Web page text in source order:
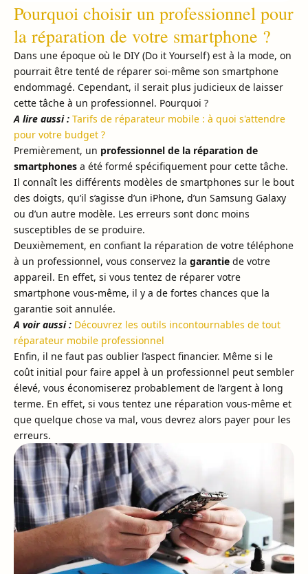
Pourquoi choisir un professionnel pour
la réparation de votre smartphone ?
Dans une époque où le DIY (Do it Yourself) est à la mode, on
pourrait être tenté de réparer soi-même son smartphone
endommagé. Cependant, il serait plus judicieux de laisser
cette tâche à un professionnel. Pourquoi ?
A lire aussi : Tarifs de réparateur mobile : à quoi s'attendre
pour votre budget ?
Premièrement, un professionnel de la réparation de
smartphones a été formé spécifiquement pour cette tâche.
Il connaît les différents modèles de smartphones sur le bout
des doigts, qu’il s’agisse d’un iPhone, d’un Samsung Galaxy
ou d’un autre modèle. Les erreurs sont donc moins
susceptibles de se produire.
Deuxièmement, en confiant la réparation de votre téléphone
à un professionnel, vous conservez la garantie de votre
appareil. En effet, si vous tentez de réparer votre
smartphone vous-même, il y a de fortes chances que la
garantie soit annulée.
A voir aussi : Découvrez les outils incontournables de tout
réparateur mobile professionnel
Enfin, il ne faut pas oublier l’aspect financier. Même si le
coût initial pour faire appel à un professionnel peut sembler
élevé, vous économiserez probablement de l’argent à long
terme. En effet, si vous tentez une réparation vous-même et
que quelque chose va mal, vous devrez alors payer pour les
erreurs.